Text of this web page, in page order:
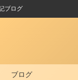
ブログ
ブログ